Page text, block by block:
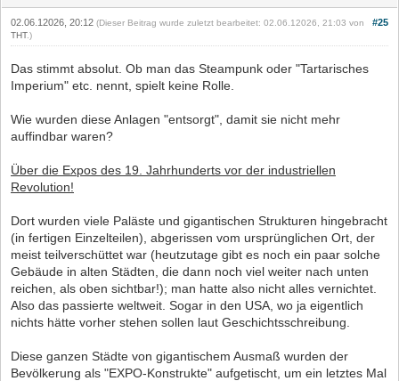
#25
02.06.12026, 20:12 (Dieser Beitrag wurde zuletzt bearbeitet: 02.06.12026, 21:03 von
THT.)
Das stimmt absolut. Ob man das Steampunk oder "Tartarisches
Imperium" etc. nennt, spielt keine Rolle.
Wie wurden diese Anlagen "entsorgt", damit sie nicht mehr
auffindbar waren?
Über die Expos des 19. Jahrhunderts vor der industriellen
Revolution!
Dort wurden viele Paläste und gigantischen Strukturen hingebracht
(in fertigen Einzelteilen), abgerissen vom ursprünglichen Ort, der
meist teilverschüttet war (heutzutage gibt es noch ein paar solche
Gebäude in alten Städten, die dann noch viel weiter nach unten
reichen, als oben sichtbar!); man hatte also nicht alles vernichtet.
Also das passierte weltweit. Sogar in den USA, wo ja eigentlich
nichts hätte vorher stehen sollen laut Geschichtsschreibung.
Diese ganzen Städte von gigantischem Ausmaß wurden der
Bevölkerung als "EXPO-Konstrukte" aufgetischt, um ein letztes Mal